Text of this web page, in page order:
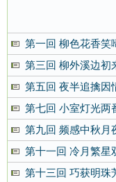
第一回 柳色花香笑
第三回 柳外溪边初
第五回 夜半追擒因
第七回 小室灯光两
第九回 频感中秋月
第十一回 冷月繁星
第十三回 巧获明珠